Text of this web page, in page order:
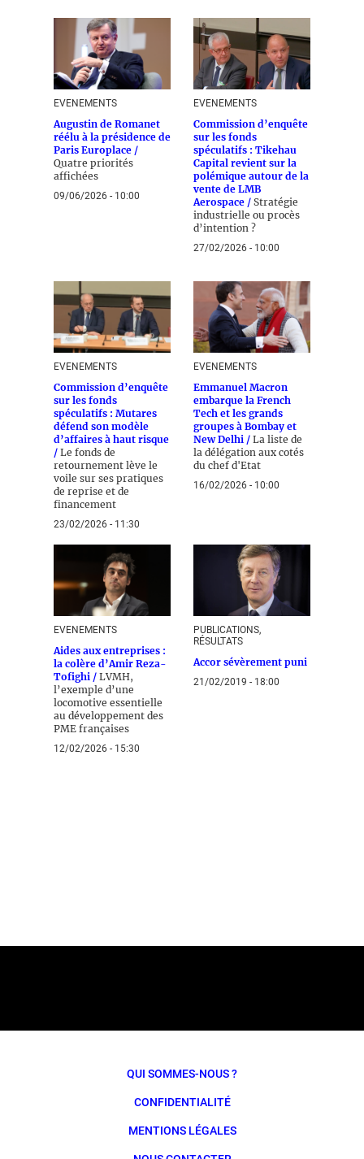
EVENEMENTS
Augustin de Romanet
réélu à la présidence de
Paris Europlace /
Quatre priorités
affichées
09/06/2026 - 10:00
EVENEMENTS
Commission d’enquête
sur les fonds
spéculatifs : Tikehau
Capital revient sur la
polémique autour de la
vente de LMB
Aerospace / Stratégie
industrielle ou procès
d’intention ?
27/02/2026 - 10:00
EVENEMENTS
Commission d’enquête
sur les fonds
spéculatifs : Mutares
défend son modèle
d’affaires à haut risque
/ Le fonds de
retournement lève le
voile sur ses pratiques
de reprise et de
financement
23/02/2026 - 11:30
EVENEMENTS
Emmanuel Macron
embarque la French
Tech et les grands
groupes à Bombay et
New Delhi / La liste de
la délégation aux cotés
du chef d'Etat
16/02/2026 - 10:00
EVENEMENTS
Aides aux entreprises :
la colère d’Amir Reza-
Tofighi / LVMH,
l’exemple d’une
locomotive essentielle
au développement des
PME françaises
12/02/2026 - 15:30
PUBLICATIONS,
RÉSULTATS
Accor sévèrement puni
21/02/2019 - 18:00
QUI SOMMES-NOUS ?
CONFIDENTIALITÉ
MENTIONS LÉGALES